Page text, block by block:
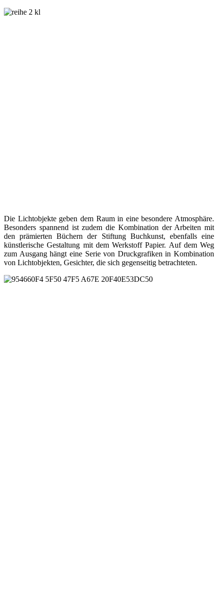
Die Lichtobjekte geben dem Raum in eine besondere Atmosphäre.
Besonders spannend ist zudem die Kombination der Arbeiten mit
den prämierten Büchern der Stiftung Buchkunst, ebenfalls eine
künstlerische Gestaltung mit dem Werkstoff Papier. Auf dem Weg
zum Ausgang hängt eine Serie von Druckgrafiken in Kombination
von Lichtobjekten, Gesichter, die sich gegenseitig betrachteten.